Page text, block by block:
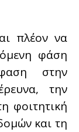
πλέον να
φάση
στην
την
φοιτητική
και τη